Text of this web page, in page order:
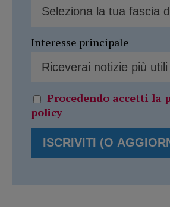
Interesse principale
Procedendo accetti la
policy